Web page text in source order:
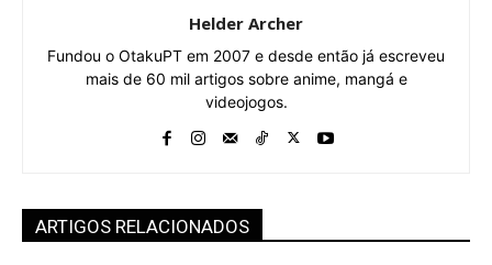
Helder Archer
Fundou o OtakuPT em 2007 e desde então já escreveu
mais de 60 mil artigos sobre anime, mangá e
videojogos.
ARTIGOS RELACIONADOS